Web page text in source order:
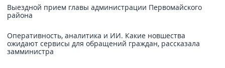
Выездной прием главы администрации Первомайского
района
Оперативность, аналитика и ИИ. Какие новшества
ожидают сервисы для обращений граждан, рассказала
замминистра